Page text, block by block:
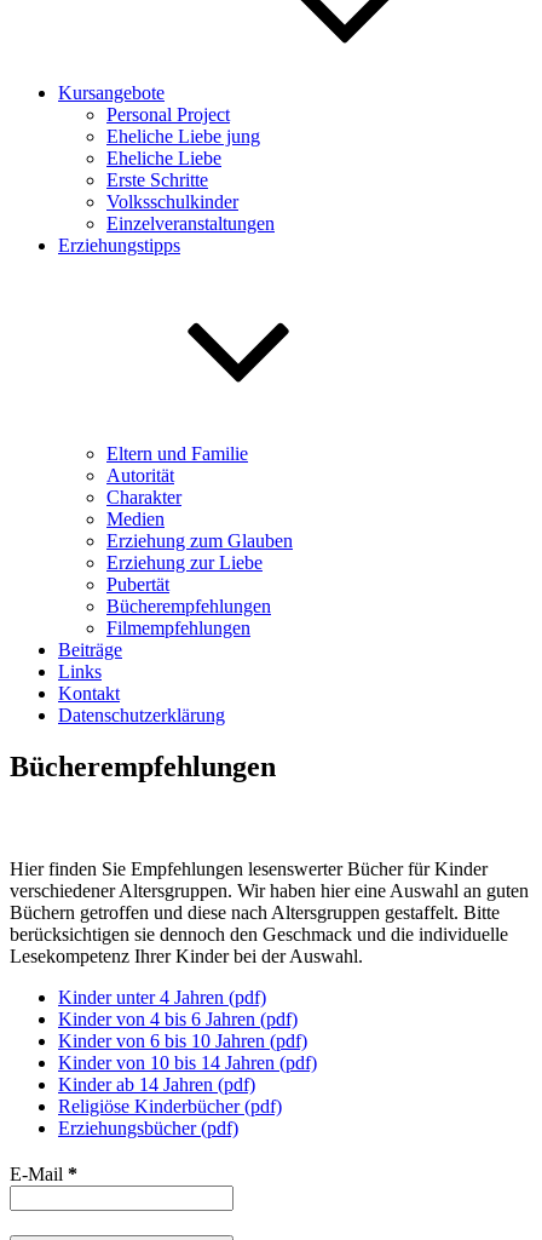
Kursangebote
Personal Project
Eheliche Liebe jung
Eheliche Liebe
Erste Schritte
Volksschulkinder
Einzelveranstaltungen
Erziehungstipps
Eltern und Familie
Autorität
Charakter
Medien
Erziehung zum Glauben
Erziehung zur Liebe
Pubertät
Bücherempfehlungen
Filmempfehlungen
Beiträge
Links
Kontakt
Datenschutzerklärung
Bücherempfehlungen
Hier finden Sie Empfehlungen lesenswerter Bücher für Kinder
verschiedener Altersgruppen. Wir haben hier eine Auswahl an guten
Büchern getroffen und diese nach Altersgruppen gestaffelt. Bitte
berücksichtigen sie dennoch den Geschmack und die individuelle
Lesekompetenz Ihrer Kinder bei der Auswahl.
Kinder unter 4 Jahren (pdf)
Kinder von 4 bis 6 Jahren (pdf)
Kinder von 6 bis 10 Jahren (pdf)
Kinder von 10 bis 14 Jahren (pdf)
Kinder ab 14 Jahren (pdf)
Religiöse Kinderbücher (pdf)
Erziehungsbücher (pdf)
E-Mail *